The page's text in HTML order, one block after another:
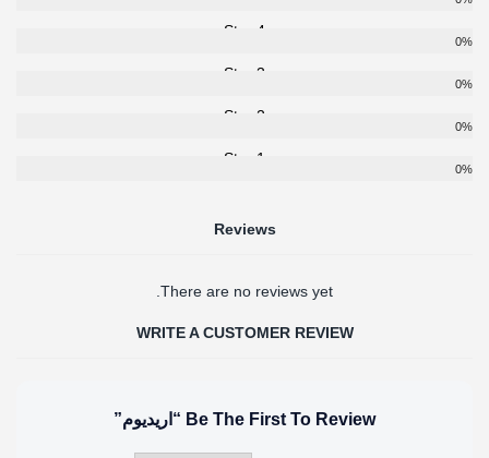
4 Star
0%
3 Star
0%
2 Star
0%
1 Star
0%
Reviews
There are no reviews yet.
WRITE A CUSTOMER REVIEW
Be The First To Review “اريديوم”